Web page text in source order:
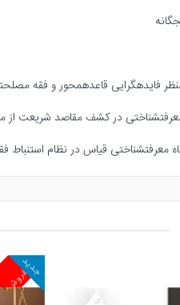
پرفروش
جدید